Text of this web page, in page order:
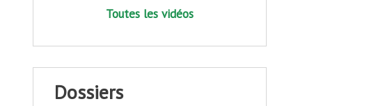
Toutes les vidéos
dossiers